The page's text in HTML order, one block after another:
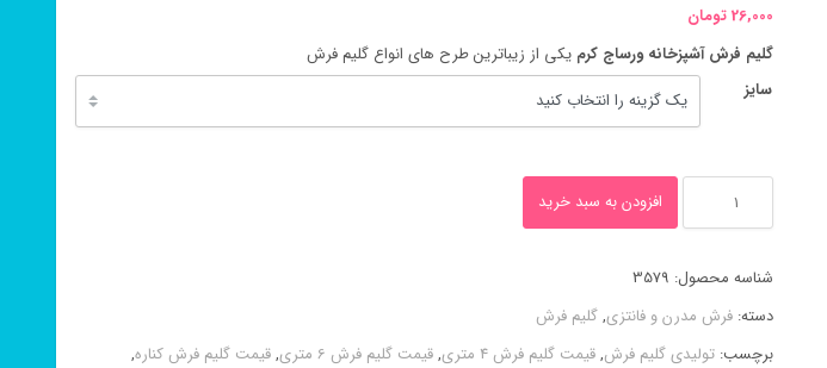
26,000 تومان
گلیم فرش آشپزخانه ورساج کرمیکی از زیباترین طرح های انواع گلیم فرش
سایز
فرش
آشپزخانه
ورساج
افزودن به سبد خرید
شناسه محصول: 3579
دسته:فرش مدرن و فانتزی,گلیم فرش
برچسب:تولیدی گلیم فرش,قیمت گلیم فرش 4 متری ,قیمت گلیم فرش 6 متری ,قیمت گلیم فرش کناره,